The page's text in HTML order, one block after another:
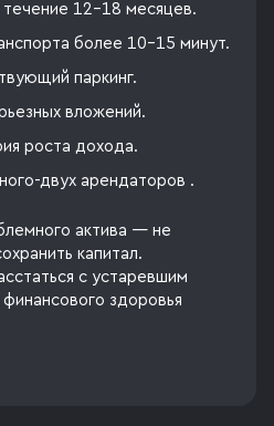
12-18 месяцев.
более 10-15 минут.
паркинг.
вложений.
роста дохода.
двух арендаторов .
актива — не
капитал.
с устаревшим
здоровья